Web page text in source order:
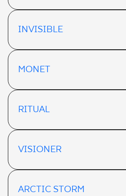
INVISIBLE
MONET
RITUAL
VISIONER
ARCTIC STORM